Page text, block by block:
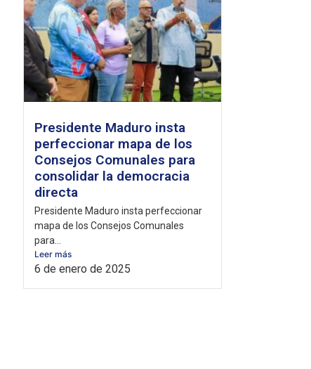
Presidente Maduro insta
perfeccionar mapa de los
Consejos Comunales para
consolidar la democracia
directa
Presidente Maduro insta perfeccionar
mapa de los Consejos Comunales
para...
Leer más
6 de enero de 2025